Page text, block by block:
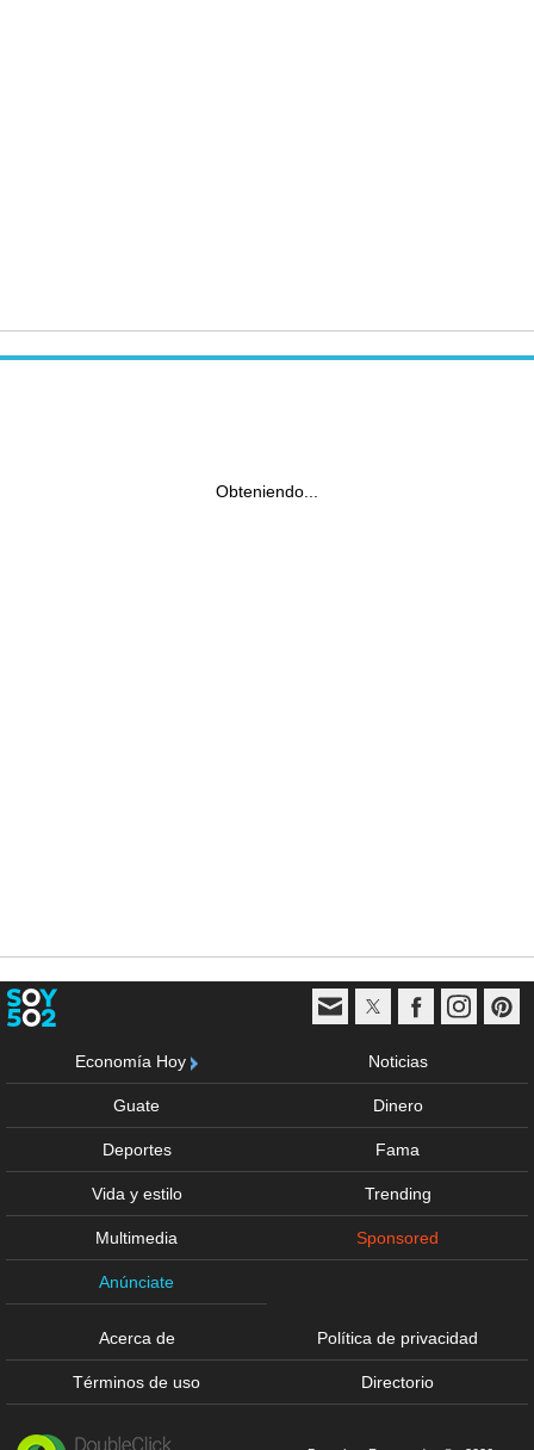
Obteniendo...
Economía Hoy Noticias
Guate Dinero
Deportes Fama
Vida y estilo Trending
Multimedia Sponsored
Anúnciate
Acerca de Política de privacidad
Términos de uso Directorio